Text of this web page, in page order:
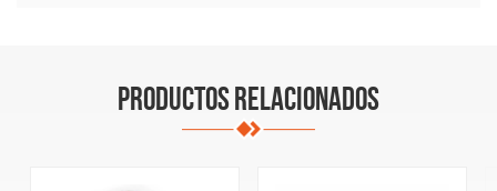
PRODUCTOS RELACIONADOS